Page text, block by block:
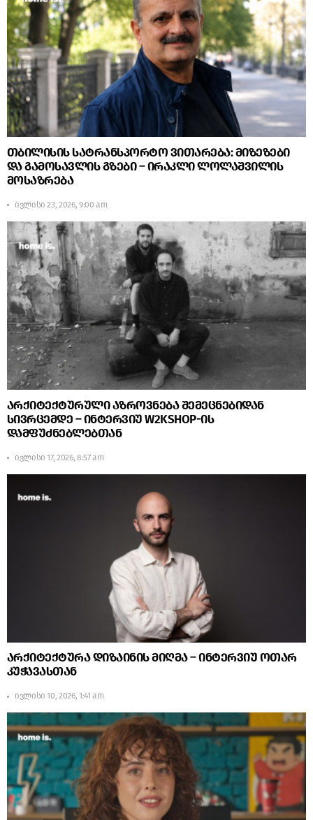
თბილისის სატრანსპორტო ვითარება: მიზეზები
და გამოსავლის გზები – ირაკლი ლოლაშვილის
მოსაზრება
ივლისი 23, 2026, 9:00 am
არქიტექტურული აზროვნება შემეცნებიდან
სივრცემდე – ინტერვიუ W2KSHOP-ის
დამფუძნებლებთან
ივლისი 17, 2026, 8:57 am
არქიტექტურა დიზაინის მიღმა – ინტერვიუ ოთარ
კუჭავასთან
ივლისი 10, 2026, 1:41 am